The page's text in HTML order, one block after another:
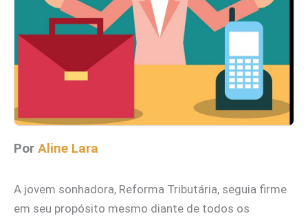
Por Aline Lara
A jovem sonhadora, Reforma Tributária, seguia firme
em seu propósito mesmo diante de todos os